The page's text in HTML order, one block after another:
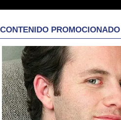
CONTENIDO PROMOCIONADO